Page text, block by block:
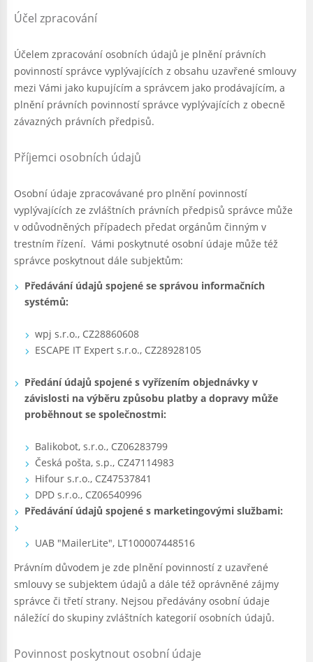
Účel zpracování
Účelem zpracování osobních údajů je plnění právních
povinností správce vyplývajících z obsahu uzavřené smlouvy
mezi Vámi jako kupujícím a správcem jako prodávajícím, a
plnění právních povinností správce vyplývajících z obecně
závazných právních předpisů.
Příjemci osobních údajů
Osobní údaje zpracovávané pro plnění povinností
vyplývajících ze zvláštních právních předpisů správce může
v odůvodněných případech předat orgánům činným v
trestním řízení. Vámi poskytnuté osobní údaje může též
správce poskytnout dále subjektům:
Předávání údajů spojené se správou informačních
systémů:
wpj s.r.o., CZ28860608
ESCAPE IT Expert s.r.o., CZ28928105
Předání údajů spojené s vyřízením objednávky v
závislosti na výběru způsobu platby a dopravy může
proběhnout se společnostmi:
Balikobot, s.r.o., CZ06283799
Česká pošta, s.p., CZ47114983
Hifour s.r.o., CZ47537841
DPD s.r.o., CZ06540996
Předávání údajů spojené s marketingovými službami:
UAB "MailerLite", LT100007448516
Právním důvodem je zde plnění povinností z uzavřené
smlouvy se subjektem údajů a dále též oprávněné zájmy
správce či třetí strany. Nejsou předávány osobní údaje
náležící do skupiny zvláštních kategorií osobních údajů.
Povinnost poskytnout osobní údaje